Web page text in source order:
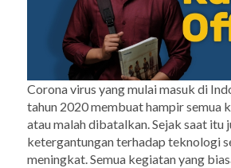
Corona virus yang mulai masuk di
tahun 2020 membuat hampir semua
atau malah dibatalkan. Sejak saat itu
ketergantungan terhadap teknologi
meningkat. Semua kegiatan yang